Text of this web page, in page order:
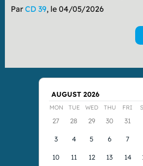
Par CD 39, le 04/05/2026